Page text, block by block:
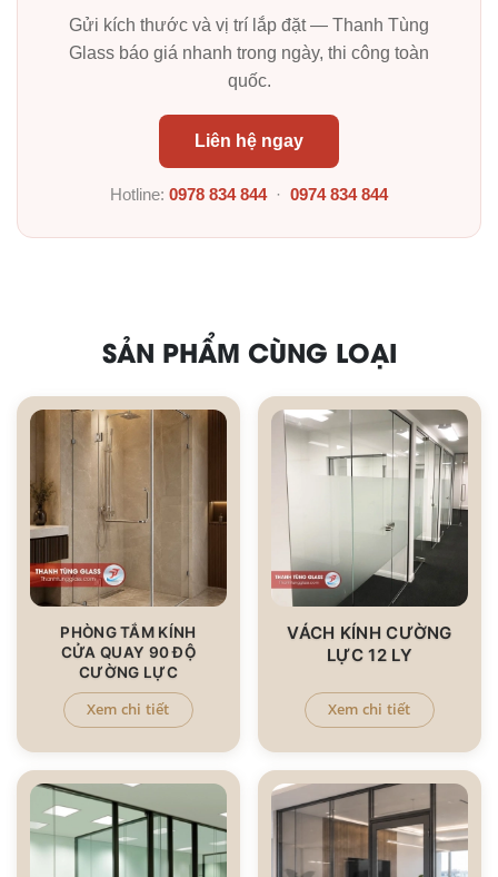
Gửi kích thước và vị trí lắp đặt — Thanh Tùng
Glass báo giá nhanh trong ngày, thi công toàn
quốc.
Liên hệ ngay
Hotline: 0978 834 844· 0974 834 844
SẢN PHẨM CÙNG LOẠI
PHÒNG TẮM KÍNH
CỬA QUAY 90 ĐỘ
CƯỜNG LỰC
Xem chi tiết
VÁCH KÍNH CƯỜNG
LỰC 12 LY
Xem chi tiết